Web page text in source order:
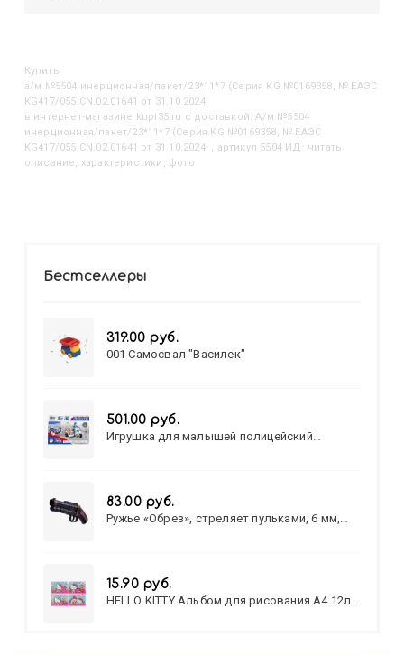
Купить
А/м №5504 инерционная/пакет/23*11*7 (Серия KG №0169358, № ЕАЭС
KG417/055.CN.02.01641 от 31.10.2024,
в интернет-магазине kupi35.ru с доставкой. А/м №5504
инерционная/пакет/23*11*7 (Серия KG №0169358, № ЕАЭС
KG417/055.CN.02.01641 от 31.10.2024, , артикул 5504 ИД: читать
описание, характеристики, фото
Бестселлеры
319.00 руб.
001 Самосвал "Василек"
501.00 руб.
Игрушка для малышей полицейский
83.00 руб.
Ружье «Обрез», стреляет пульками, 6 мм,
15.90 руб.
HELLO KITTY Альбом для рисования А4 12л.